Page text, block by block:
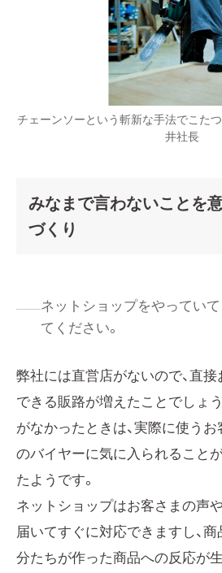
チェーンソーという斬新な手法でこた
井社長
みなまで言わないことを
づくり
ネットショップをやってい
てください。
弊社には直営店がないので、直
できる販路が増えたことでしょ
がなかったときは、実際に使う
のバイヤーに気に入られること
たようです。
ネットショップはお客さまの声
届いてすぐに対応できますし、商
分たちが作った商品への反応が